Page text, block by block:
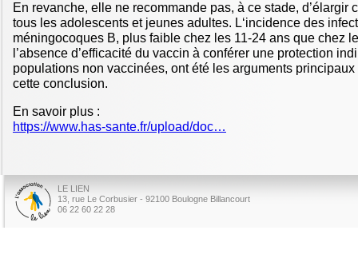
En revanche, elle ne recommande pas, à ce stade, d’élargir
tous les adolescents et jeunes adultes. L‘incidence des
méningocoques B, plus faible chez les 11-24 ans que chez
l’absence d’efficacité du vaccin à conférer une protection
populations non vaccinées, ont été les arguments
cette conclusion.
En savoir plus :
https://www.has-sante.fr/upload/doc…
LE LIEN
13, rue Le Corbusier - 92100 Boulogne Billancourt
06 22 60 22 28